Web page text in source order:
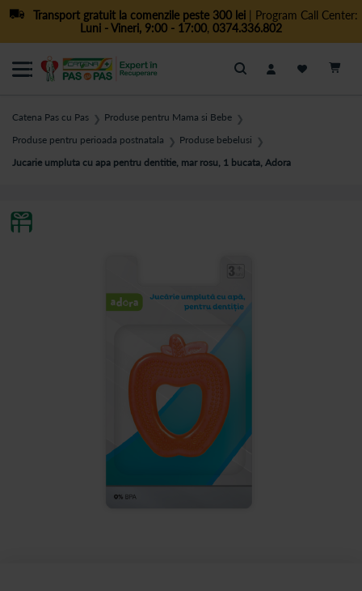
Transport gratuit la comenzile peste 300 lei| Program Call Center:
Luni - Vineri, 9:00 - 17:00, 0374.336.802
Cautare
Catena Pas cu Pas ❯ Produse pentru Mama si Bebe ❯
Produse pentru perioada postnatala ❯ Produse bebelusi ❯
Jucarie umpluta cu apa pentru dentitie, mar rosu, 1 bucata, Adora